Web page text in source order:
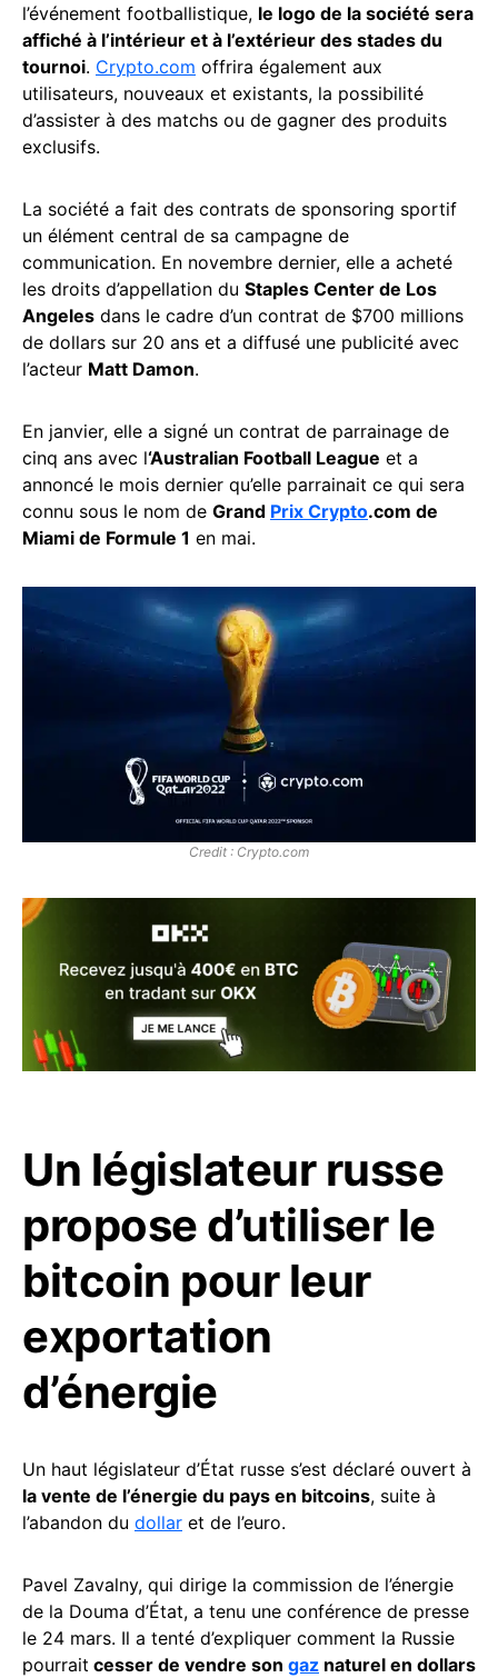
l’événement footballistique, le logo de la société sera
affiché à l’intérieur et à l’extérieur des stades du
tournoi. Crypto.com offrira également aux
utilisateurs, nouveaux et existants, la possibilité
d’assister à des matchs ou de gagner des produits
exclusifs.
La société a fait des contrats de sponsoring sportif
un élément central de sa campagne de
communication. En novembre dernier, elle a acheté
les droits d’appellation du Staples Center de Los
Angeles dans le cadre d’un contrat de $700 millions
de dollars sur 20 ans et a diffusé une publicité avec
l’acteur Matt Damon.
En janvier, elle a signé un contrat de parrainage de
cinq ans avec l‘Australian Football League et a
annoncé le mois dernier qu’elle parrainait ce qui sera
connu sous le nom de Grand Prix Crypto.com de
Miami de Formule 1 en mai.
Credit : Crypto.com
Un législateur russe
propose d’utiliser le
bitcoin pour leur
exportation
d’énergie
Un haut législateur d’État russe s’est déclaré ouvert à
la vente de l’énergie du pays en bitcoins, suite à
l’abandon du dollar et de l’euro.
Pavel Zavalny, qui dirige la commission de l’énergie
de la Douma d’État, a tenu une conférence de presse
le 24 mars. Il a tenté d’expliquer comment la Russie
pourrait cesser de vendre son gaz naturel en dollars